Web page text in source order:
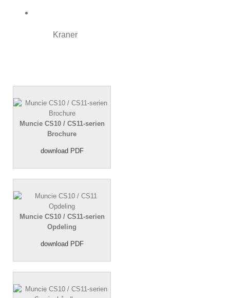
Kraner
Muncie CS10 / CS11-serien
Brochure
download PDF
Muncie CS10 / CS11-serien
Opdeling
download PDF